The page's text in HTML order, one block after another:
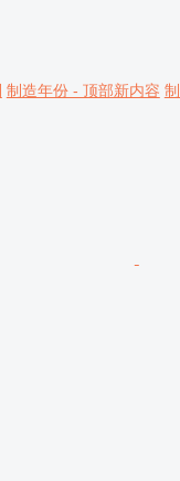
制造年份 - 顶部新内容